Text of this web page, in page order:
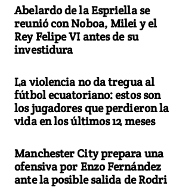
Abelardo de la Espriella se
reunió con Noboa, Milei y el
Rey Felipe VI antes de su
investidura
La violencia no da tregua al
fútbol ecuatoriano: estos son
los jugadores que perdieron la
vida en los últimos 12 meses
Manchester City prepara una
ofensiva por Enzo Fernández
ante la posible salida de Rodri